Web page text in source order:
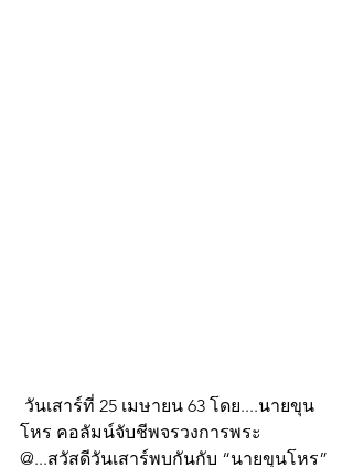
โหร คอลัมน์จับชีพจรวงการพระ
@...สวัสดีวันเสาร์พบกันกับ “นายขุนโหร”